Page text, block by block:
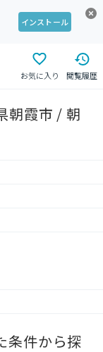
インストール
お気に入り 閲覧履歴
朝霞市 / 朝
条件から探